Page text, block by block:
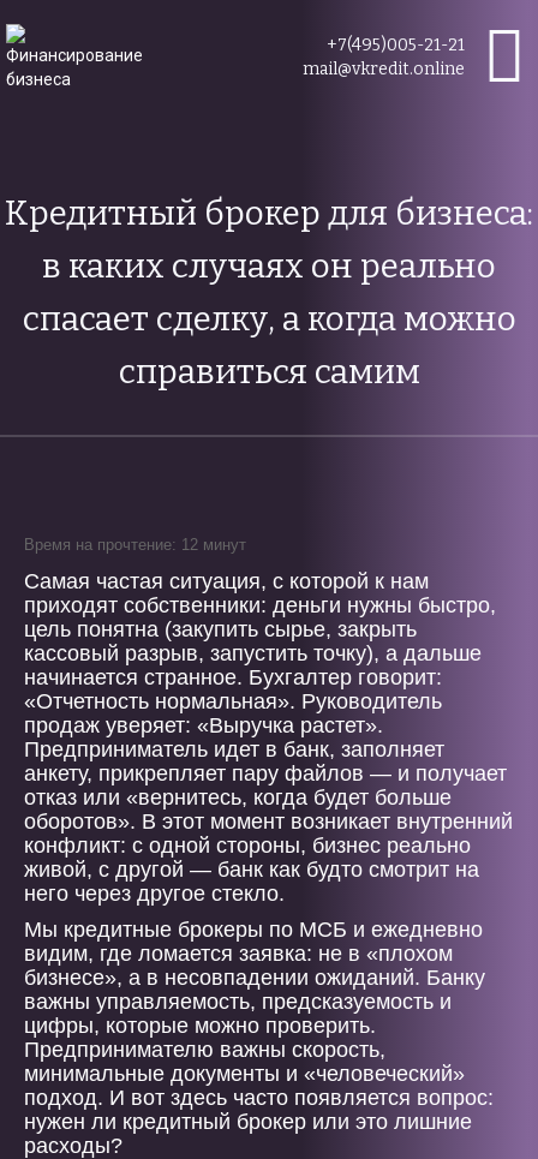
+7(495)005-21-21
mail@vkredit.online
Кредитный брокер для бизнеса:
в каких случаях он реально
спасает сделку, а когда можно
справиться самим
Время на прочтение: 12 минут
Самая частая ситуация, с которой к нам
приходят собственники: деньги нужны быстро,
цель понятна (закупить сырье, закрыть
кассовый разрыв, запустить точку), а дальше
начинается странное. Бухгалтер говорит:
«Отчетность нормальная». Руководитель
продаж уверяет: «Выручка растет».
Предприниматель идет в банк, заполняет
анкету, прикрепляет пару файлов — и получает
отказ или «вернитесь, когда будет больше
оборотов». В этот момент возникает внутренний
конфликт: с одной стороны, бизнес реально
живой, с другой — банк как будто смотрит на
него через другое стекло.
Мы кредитные брокеры по МСБ и ежедневно
видим, где ломается заявка: не в «плохом
бизнесе», а в несовпадении ожиданий. Банку
важны управляемость, предсказуемость и
цифры, которые можно проверить.
Предпринимателю важны скорость,
минимальные документы и «человеческий»
подход. И вот здесь часто появляется вопрос:
нужен ли кредитный брокер или это лишние
расходы?